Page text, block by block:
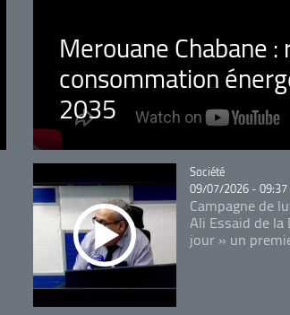
Merouane Chabane
consommation
2035
Catégorie
Société
09/07/2026 - 09:37
Campagne de
Ali Essaid de la
jour » un